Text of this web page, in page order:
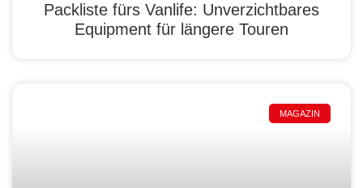
Packliste fürs Vanlife: Unverzichtbares
Equipment für längere Touren
MAGAZIN